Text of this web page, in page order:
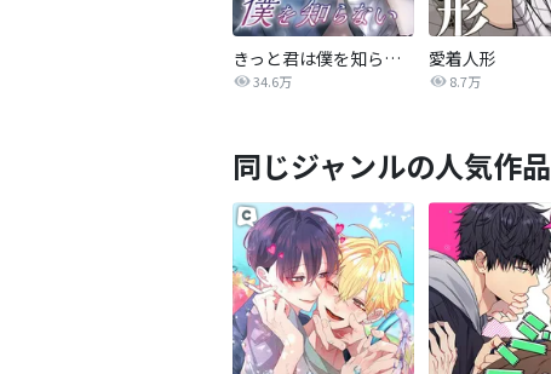
きっと君は僕を知らない
34.6万
愛着人形
8.7万
同じジャンルの人気作品